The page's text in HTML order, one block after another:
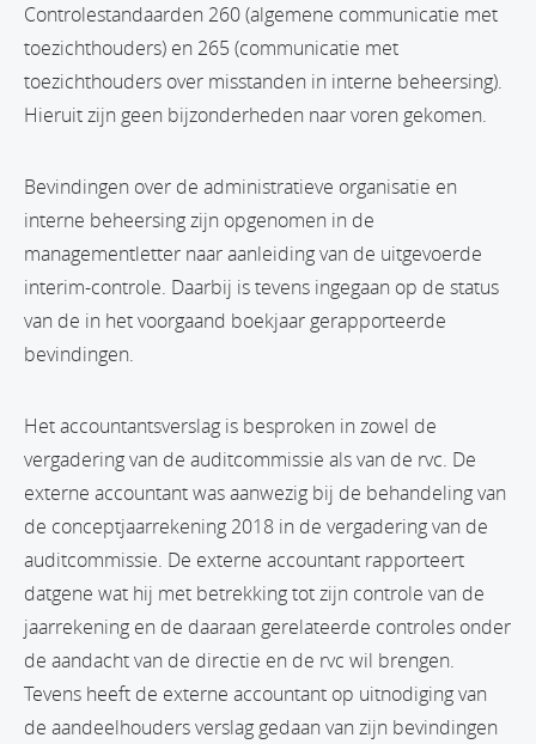
Controlestandaarden 260 (algemene communicatie met
toezichthouders) en 265 (communicatie met
toezichthouders over misstanden in interne beheersing).
Hieruit zijn geen bijzonderheden naar voren gekomen.
Bevindingen over de administratieve organisatie en
interne beheersing zijn opgenomen in de
managementletter naar aanleiding van de uitgevoerde
interim-controle. Daarbij is tevens ingegaan op de status
van de in het voorgaand boekjaar gerapporteerde
bevindingen.
Het accountantsverslag is besproken in zowel de
vergadering van de auditcommissie als van de rvc. De
externe accountant was aanwezig bij de behandeling van
de conceptjaarrekening 2018 in de vergadering van de
auditcommissie. De externe accountant rapporteert
datgene wat hij met betrekking tot zijn controle van de
jaarrekening en de daaraan gerelateerde controles onder
de aandacht van de directie en de rvc wil brengen.
Tevens heeft de externe accountant op uitnodiging van
de aandeelhouders verslag gedaan van zijn bevindingen